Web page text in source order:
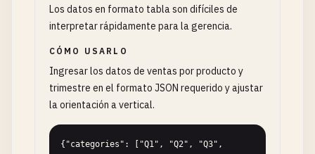
Los datos en formato tabla son difíciles de
interpretar rápidamente para la gerencia.
CÓMO USARLO
Ingresar los datos de ventas por producto y
trimestre en el formato JSON requerido y ajustar
la orientación a vertical.
{"categories": ["Q1", "Q2", "Q3",